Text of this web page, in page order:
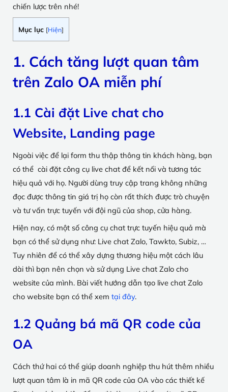
chiến lược trên nhé!
Mục lục [Hiện]
1. Cách tăng lượt quan tâm
trên Zalo OA miễn phí
1.1 Cài đặt Live chat cho
Website, Landing page
Ngoài việc để lại form thu thập thông tin khách hàng, bạn
có thể cài đặt công cụ live chat để kết nối và tương tác
hiệu quả với họ. Người dùng truy cập trang không những
đọc được thông tin giá trị họ còn rất thích được trò chuyện
và tư vấn trực tuyến với đội ngũ của shop, cửa hàng.
Hiện nay, có một số công cụ chat trực tuyến hiệu quả mà
bạn có thể sử dụng như: Live chat Zalo, Tawkto, Subiz, …
Tuy nhiên để có thể xây dựng thương hiệu một cách lâu
dài thì bạn nên chọn và sử dụng Live chat Zalo cho
website của mình. Bài viết hướng dẫn tạo live chat Zalo
cho website bạn có thể xem tại đây.
1.2 Quảng bá mã QR code của
OA
Cách thứ hai có thể giúp doanh nghiệp thu hút thêm nhiều
lượt quan tâm là in mã QR code của OA vào các thiết kế